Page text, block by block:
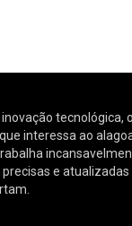
tecnológica,
interessa ao
e atualizadas